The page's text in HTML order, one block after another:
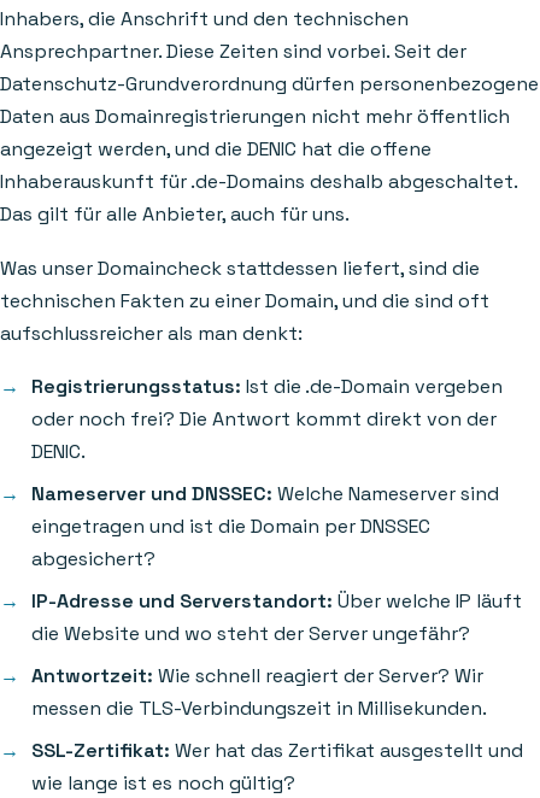
Inhabers, die Anschrift und den technischen
Ansprechpartner. Diese Zeiten sind vorbei. Seit der
Datenschutz-Grundverordnung dürfen personenbezogene
Daten aus Domainregistrierungen nicht mehr öffentlich
angezeigt werden, und die DENIC hat die offene
Inhaberauskunft für .de-Domains deshalb abgeschaltet.
Das gilt für alle Anbieter, auch für uns.
Was unser Domaincheck stattdessen liefert, sind die
technischen Fakten zu einer Domain, und die sind oft
aufschlussreicher als man denkt:
Registrierungsstatus: Ist die .de-Domain vergeben
oder noch frei? Die Antwort kommt direkt von der
DENIC.
Nameserver und DNSSEC: Welche Nameserver sind
eingetragen und ist die Domain per DNSSEC
abgesichert?
IP-Adresse und Serverstandort: Über welche IP läuft
die Website und wo steht der Server ungefähr?
Antwortzeit: Wie schnell reagiert der Server? Wir
messen die TLS-Verbindungszeit in Millisekunden.
SSL-Zertifikat: Wer hat das Zertifikat ausgestellt und
wie lange ist es noch gültig?